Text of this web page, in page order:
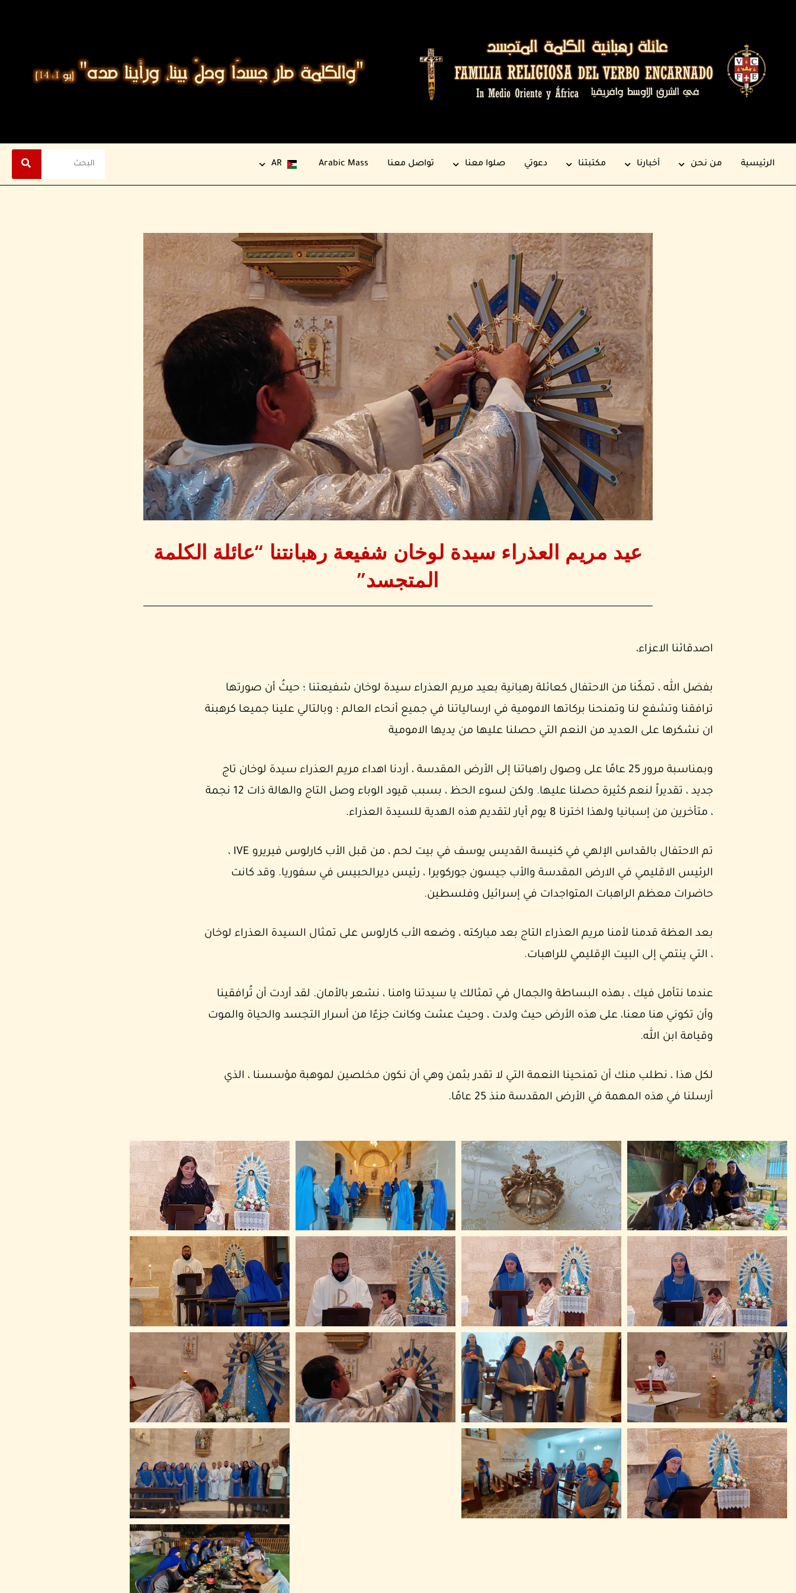
الرئيسية من نحن أخبارنا مكتبتنا دعوتي صلوا معنا تواصل معنا Arabic Mass
AR
عيد مريم العذراء سيدة لوخان شفيعة رهبانتنا “عائلة الكلمة
المتجسد”
اصدقائنا الاعزاء،
بفضل الله ، تمكّنا من الاحتفال كعائلة رهبانية بعيد مريم العذراء سيدة لوخان شفيعتنا ؛ حيثُ أن صورتها
ترافقنا وتشفع لنا وتمنحنا بركاتها الامومية في ارسالياتنا في جميع أنحاء العالم ؛ وبالتالي علينا جميعا كرهبنة
ان نشكرها على العديد من النعم التي حصلنا عليها من يديها الامومية
وبمناسبة مرور 25 عامًا على وصول راهباتنا إلى الأرض المقدسة ، أردنا اهداء مريم العذراء سيدة لوخان تاج
جديد ، تقديراً لنعم كثيرة حصلنا عليها. ولكن لسوء الحظ ، بسبب قيود الوباء وصل التاج والهالة ذات 12 نجمة
، متأخرين من إسبانيا ولهذا اخترنا 8 يوم أيار لتقديم هذه الهدية للسيدة العذراء.
تم الاحتفال بالقداس الإلهي في كنيسة القديس يوسف في بيت لحم ، من قبل الأب كارلوس فيريرو IVE ،
الرئيس الاقليمي في الارض المقدسة والأب جيسون جوركويرا ، رئيس ديرالحبيس في سفوريا. وقد كانت
حاضرات معظم الراهبات المتواجدات في إسرائيل وفلسطين.
بعد العظة قدمنا لأمنا مريم العذراء التاج بعد مباركته ، وضعه الأب كارلوس على تمثال السيدة العذراء لوخان
، التي ينتمي إلى البيت الإقليمي للراهبات.
عندما نتأمل فيك ، بهذه البساطة والجمال في تمثالك يا سيدتنا وامنا ، نشعر بالأمان. لقد أردت أن تُرافقينا
وأن تكوني هنا معنا، على هذه الأرض حيث ولدت ، وحيث عشت وكانت جزءًا من أسرار التجسد والحياة والموت
وقيامة ابن الله.
لكل هذا ، نطلب منك أن تمنحينا النعمة التي لا تقدر بثمن وهي أن نكون مخلصين لموهبة مؤسسنا ، الذي
أرسلنا في هذه المهمة في الأرض المقدسة منذ 25 عامًا.